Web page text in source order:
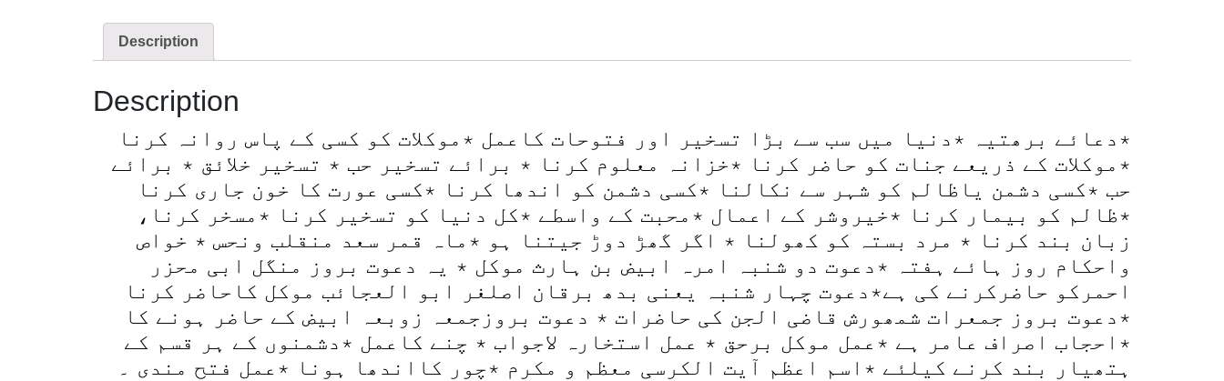
Description
Description
٭دعائے برھتیہ ٭دنیا میں سب سے بڑا تسخیر اور فتوحات کاعمل ٭موکلات کو کسی کے پاس روانہ کرنا
٭موکلات کے ذریعے جنات کو حاضر کرنا ٭خزانہ معلوم کرنا ٭ برائے تسخیر حب ٭ تسخیر خلائق ٭ برائے
حب ٭کسی دشمن یاظالم کو شہر سے نکالنا ٭کسی دشمن کو اندھا کرنا ٭کسی عورت کا خون جاری کرنا
٭ظالم کو بیمار کرنا ٭خیروشر کے اعمال ٭محبت کے واسطے ٭کل دنیا کو تسخیر کرنا ٭مسخر کرنا،
زبان بند کرنا ٭ مرد بستہ کو کھولنا ٭ اگر گھڑ دوڑ جیتنا ہو ٭ماہ قمر سعد منقلب ونحس ٭ خواص
واحکام روز ہائے ہفتہ ٭دعوت دو شنبہ امرہ ابیض بن ہارث موکل ٭ یہ دعوت بروز منگل ابی محزر
احمرکو حاضرکرنے کی ہے٭دعوت چہار شنبہ یعنی بدھ برقان اصلغر ابو العجائب موکل کاحاضر کرنا
٭دعوت بروز جمعرات شمھورش قاضی الجن کی حاضرات ٭ دعوت بروزجمعہ زوبعہ ابیض کے حاضر ہونے کا
٭احجاب اصراف عامر ہے ٭عمل موکل برحق ٭ عمل استخارہ لاجواب ٭ چنے کاعمل ٭دشمنوں کے ہر قسم کے
ہتھیار بند کرنے کیلئے ٭اسم اعظم آیت الکرسی معظم و مکرم ٭چور کااندھا ہونا ٭عمل فتح مندی ۔